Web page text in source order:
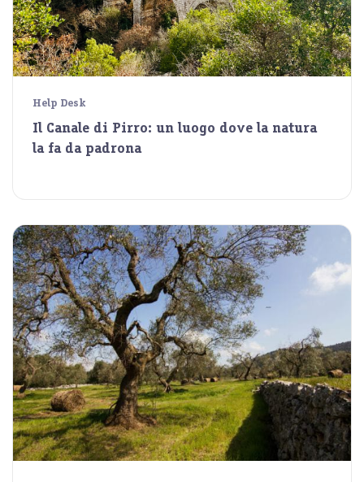
Help Desk
Il Canale di Pirro: un luogo dove la natura
la fa da padrona